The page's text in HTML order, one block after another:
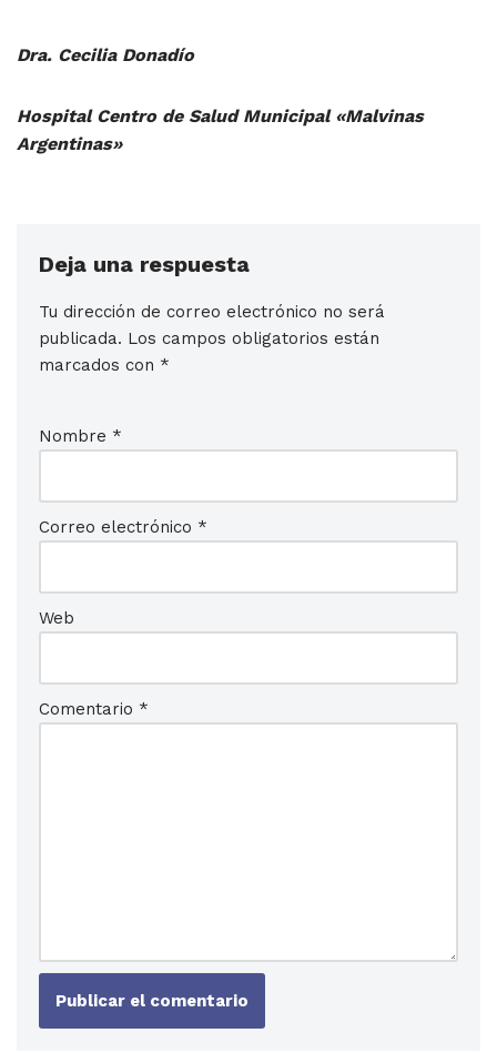
Dra. Cecilia Donadío
Hospital Centro de Salud Municipal «Malvinas
Argentinas»
Deja una respuesta
Tu dirección de correo electrónico no será
publicada. Los campos obligatorios están
marcados con *
Nombre *
Correo electrónico *
Web
Comentario *